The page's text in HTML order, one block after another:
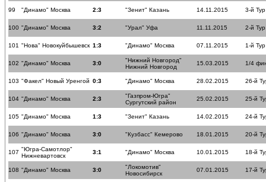
99 "Динамо" Москва 2:3 "Зенит" Казань 14.11.2015 3-й Тур
100 "Динамо" Москва 3:2 "Урал" Уфа 11.11.2015 2-й Тур
101 "Нова" Новокуйбышевск 1:3 "Динамо" Москва 07.11.2015 1-й Тур
102 "Динамо" Москва 3:0
"Нижний Новгород"
Нижний Новгород
15.03.2015 1/4
103 "Факел" Новый Уренгой 0:3 "Динамо" Москва 28.02.2015 26-й
104 "Динамо" Москва 2:3
"Газпром-Югра"
Сургутский район
25.02.2015 25-й
105 "Динамо" Москва 1:3 "Зенит" Казань 14.02.2015 24-й
106 "Динамо" Москва 3:0 "Кузбасс" Кемерово 18.01.2015 20-й
107 "Югра-Самотлор"
Нижневартовск
3:1 "Динамо" Москва 10.01.2015 18-й
108 "Динамо" Москва 3:0
"Локомотив"
Новосибирск
07.01.2015 17-й